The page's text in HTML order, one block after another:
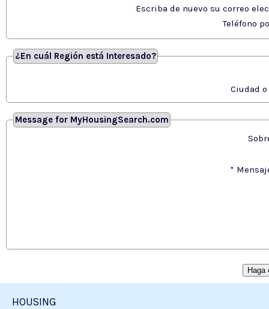
Escriba de nuevo su correo
Teléfono
¿En cuál Región está Interesado?
Ciudad
Message for MyHousingSearch.com
*
HOUSING